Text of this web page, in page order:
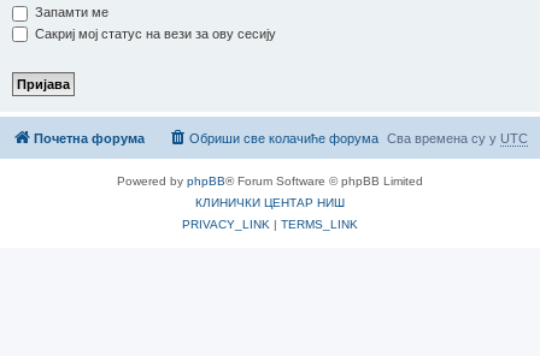
Запамти ме
Сакриј мој статус на вези за ову сесију
Почетна форума Сва времена су у UTC
Обриши све колачиће форума
Powered by phpBB® Forum Software © phpBB Limited
КЛИНИЧКИ ЦЕНТАР НИШ
PRIVACY_LINK | TERMS_LINK